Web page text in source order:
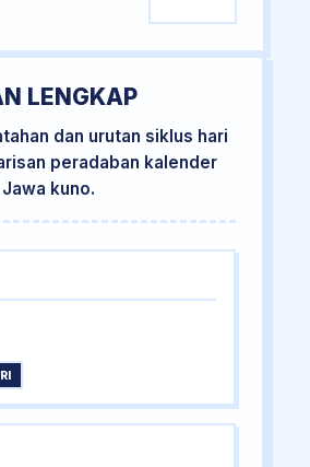
LENGKAP
dan urutan siklus hari
peradaban kalender
kuno.